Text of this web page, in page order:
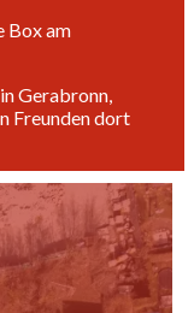
Box am
Gerabronn,
Freunden dort